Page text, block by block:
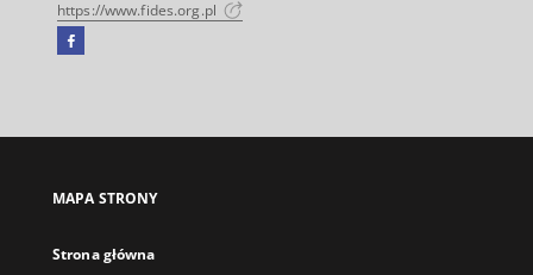
https://www.fides.org.pl
Facebook
się
karcie
MAPA STRONY
Strona główna